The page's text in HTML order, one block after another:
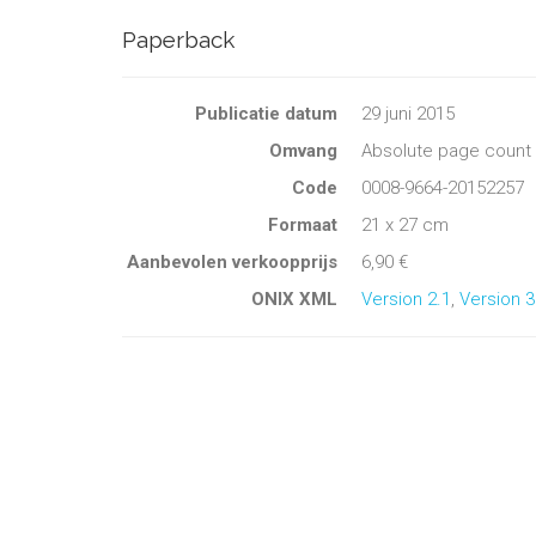
Paperback
Publicatie datum
29 juni 2015
Omvang
Absolute page count
Code
0008-9664-20152257
Formaat
21 x 27 cm
Aanbevolen verkoopprijs
6,90 €
ONIX XML
Version 2.1 Version 3